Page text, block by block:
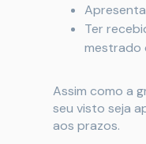
Ter
mestrado
Assim como a
seu visto seja
aos prazos.